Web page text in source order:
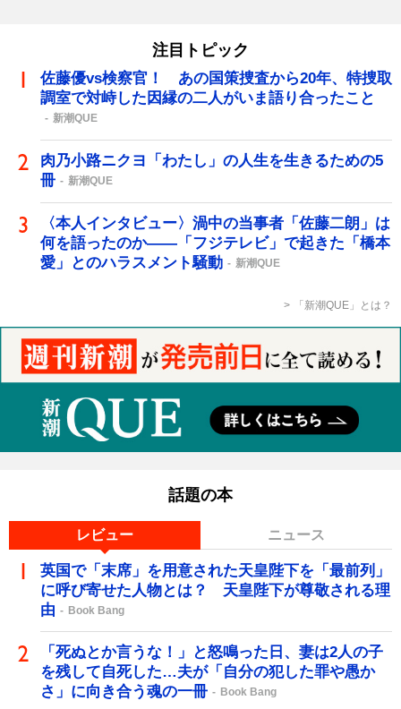
注目トピック
佐藤優vs検察官！ あの国策捜査から20年、特捜取
調室で対峙した因縁の二人がいま語り合ったこと
新潮QUE
肉乃小路ニクヨ「わたし」の人生を生きるための5
冊
新潮QUE
〈本人インタビュー〉渦中の当事者「佐藤二朗」は
何を語ったのか――「フジテレビ」で起きた「橋本
愛」とのハラスメント騒動
新潮QUE
「新潮QUE」とは？
話題の本
レビュー ニュース
英国で「末席」を用意された天皇陛下を「最前列」
に呼び寄せた人物とは？ 天皇陛下が尊敬される理
由
Book Bang
「死ぬとか言うな！」と怒鳴った日、妻は2人の子
を残して自死した…夫が「自分の犯した罪や愚か
さ」に向き合う魂の一冊
Book Bang